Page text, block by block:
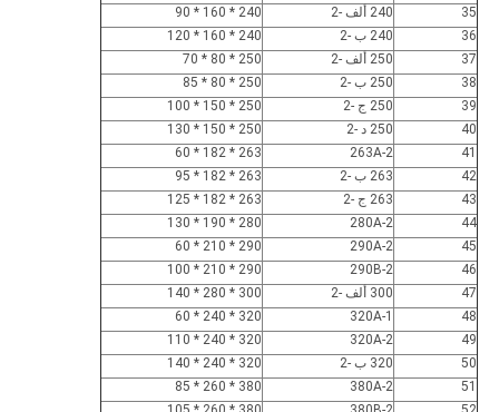
35
240 ألف -2
240 * 160 * 90
36
240 ب -2
240 * 160 * 120
37
250 ألف -2
250 * 80 * 70
38
250 ب -2
250 * 80 * 85
39
250 ج -2
250 * 150 * 100
40
250 د -2
250 * 150 * 130
41
263A-2
263 * 182 * 60
42
263 ب -2
263 * 182 * 95
43
263 ج -2
263 * 182 * 125
44
280A-2
280 * 190 * 130
45
290A-2
290 * 210 * 60
46
290B-2
290 * 210 * 100
47
300 ألف -2
300 * 280 * 140
48
320A-1
320 * 240 * 60
49
320A-2
320 * 240 * 110
50
320 ب -2
320 * 240 * 140
51
380A-2
380 * 260 * 85